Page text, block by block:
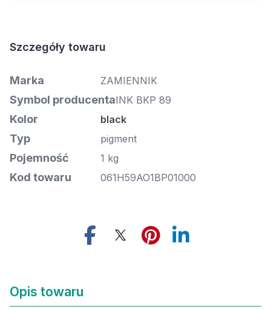
Szczegóły towaru
Marka ZAMIENNIK
Symbol producentaINK BKP 89
Kolor black
Typ pigment
Pojemność 1 kg
Kod towaru 061H59AO1BP01000
Opis towaru